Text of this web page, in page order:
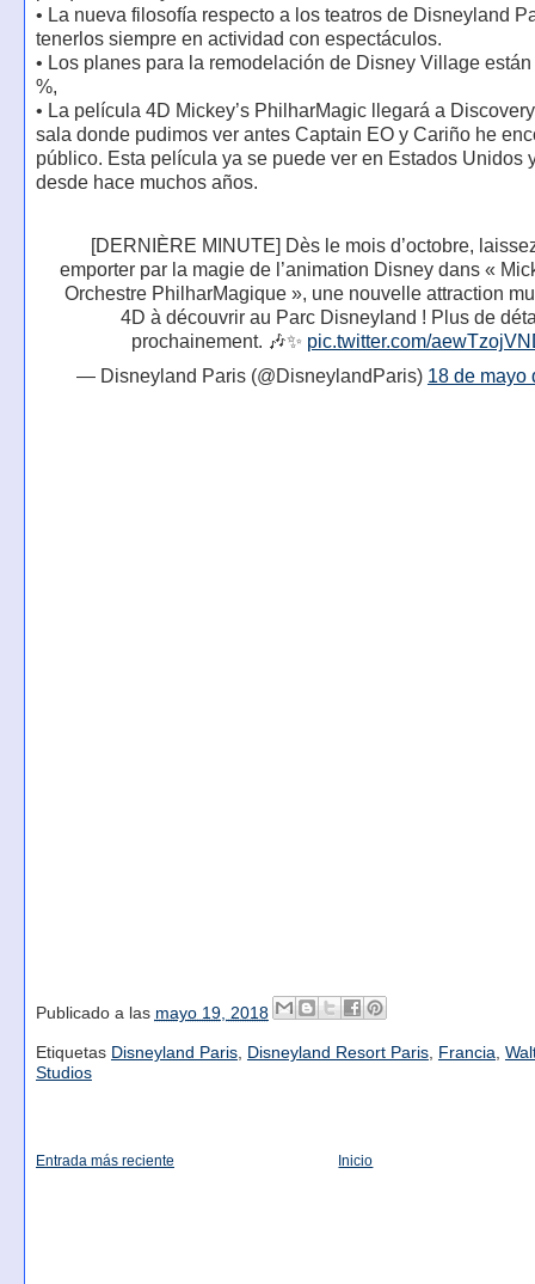
• La nueva filosofía respecto a los teatros de Disneyland
tenerlos siempre en actividad con espectáculos.
• Los planes para la remodelación de Disney Village
%,
• La película 4D Mickey’s PhilharMagic llegará a
sala donde pudimos ver antes Captain EO y Cariño he
público. Esta película ya se puede ver en Estados Unidos
desde hace muchos años.
[DERNIÈRE MINUTE] Dès le mois d’octobre,
emporter par la magie de l’animation Disney dans «
Orchestre PhilharMagique », une nouvelle attraction
4D à découvrir au Parc Disneyland ! Plus de
prochainement. 🎶✨ pic.twitter.com/
— Disneyland Paris (@DisneylandParis) 18 de mayo
Publicado a las mayo 19, 2018
Etiquetas Disneyland Paris, Disneyland Resort Paris, Francia,
Studios
Entrada más reciente Inicio